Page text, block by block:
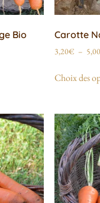
Bio Carotte
3,20€ – 5,00
Choix des